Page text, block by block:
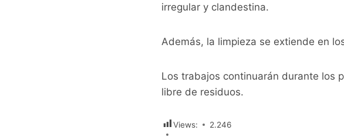
irregular y clandestina.
Además, la limpieza se extiende en
Los trabajos continuarán durante los
libre de residuos.
Views: 2.246